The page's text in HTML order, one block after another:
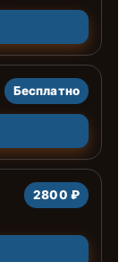
Бесплатно
2800 ₽